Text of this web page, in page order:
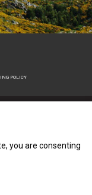
you are consenting
POLICY